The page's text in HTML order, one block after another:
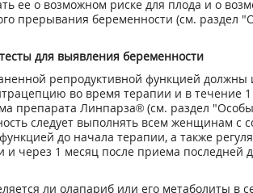
ее о возможном риске для плода и о
прерывания беременности (см. раздел
для выявления беременности
репродуктивной функцией должны
во время терапии и в течение
препарата Линпарза® (см. раздел
следует выполнять всем женщинам с
до начала терапии, а также
и через 1 месяц после приема последней
ли олапариб или его метаболиты в